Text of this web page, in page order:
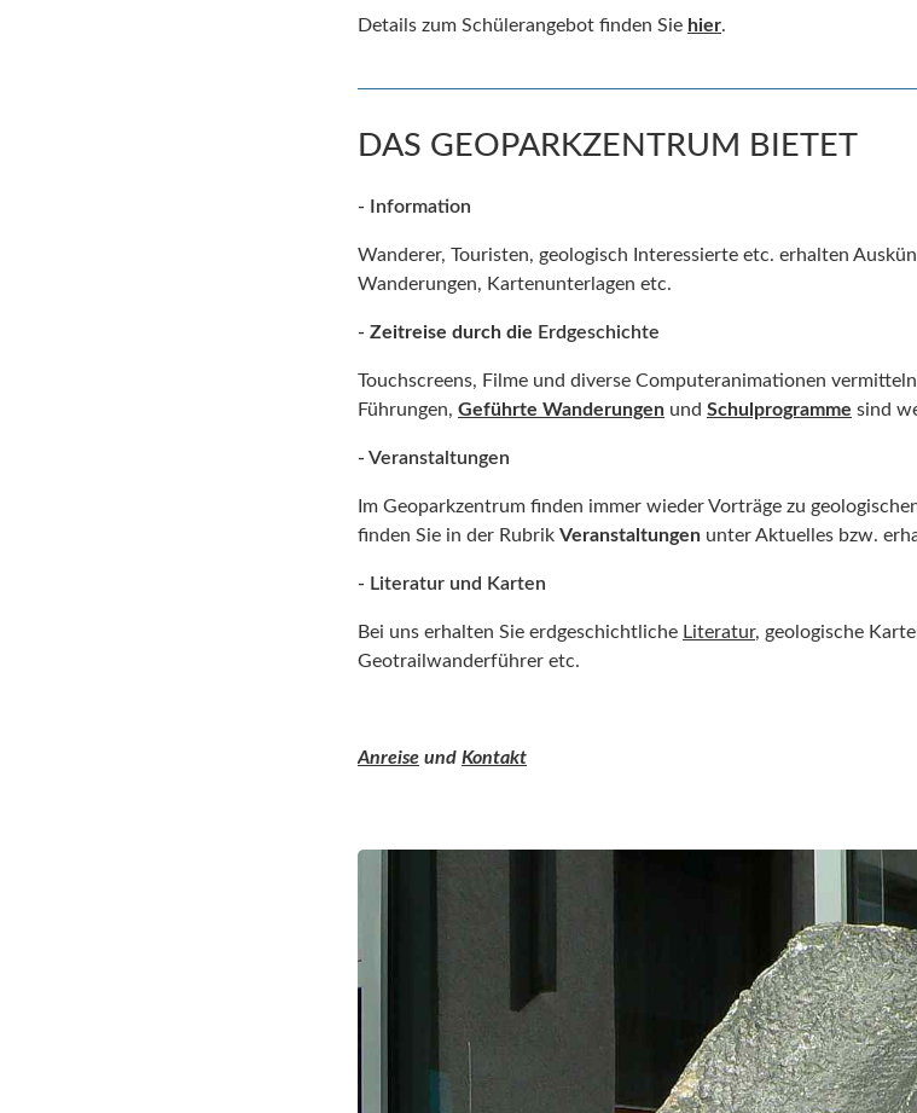
Details zum Schülerangebot finden Sie hier.
DAS GEOPARKZENTRUM BIETET
- Information
Wanderer, Touristen, geologisch Interessierte etc. erhalten
Wanderungen, Kartenunterlagen etc.
- Zeitreise durch die Erdgeschichte
Touchscreens, Filme und diverse Computeranimationen
Führungen, Geführte Wanderungen und Schulprogramme sind
- Veranstaltungen
Im Geoparkzentrum finden immer wieder Vorträge zu
finden Sie in der Rubrik Veranstaltungen unter Aktuelles bzw.
- Literatur und Karten
Bei uns erhalten Sie erdgeschichtliche Literatur, geologische
Geotrailwanderführer etc.
Anreise und Kontakt